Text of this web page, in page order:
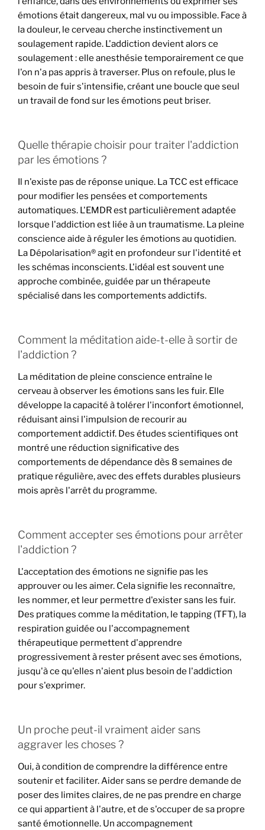
émotions était dangereux, mal vu ou impossible. Face à
la douleur, le cerveau cherche instinctivement un
soulagement rapide. L'addiction devient alors ce
soulagement : elle anesthésie temporairement ce que
l'on n'a pas appris à traverser. Plus on refoule, plus le
besoin de fuir s'intensifie, créant une boucle que seul
un travail de fond sur les émotions peut briser.
Quelle thérapie choisir pour traiter l'addiction
par les émotions ?
Il n'existe pas de réponse unique. La TCC est efficace
pour modifier les pensées et comportements
automatiques. L'EMDR est particulièrement adaptée
lorsque l'addiction est liée à un traumatisme. La pleine
conscience aide à réguler les émotions au quotidien.
La Dépolarisation® agit en profondeur sur l'identité et
les schémas inconscients. L'idéal est souvent une
approche combinée, guidée par un thérapeute
spécialisé dans les comportements addictifs.
Comment la méditation aide-t-elle à sortir de
l'addiction ?
La méditation de pleine conscience entraîne le
cerveau à observer les émotions sans les fuir. Elle
développe la capacité à tolérer l'inconfort émotionnel,
réduisant ainsi l'impulsion de recourir au
comportement addictif. Des études scientifiques ont
montré une réduction significative des
comportements de dépendance dès 8 semaines de
pratique régulière, avec des effets durables plusieurs
mois après l'arrêt du programme.
Comment accepter ses émotions pour arrêter
l'addiction ?
L'acceptation des émotions ne signifie pas les
approuver ou les aimer. Cela signifie les reconnaître,
les nommer, et leur permettre d'exister sans les fuir.
Des pratiques comme la méditation, le tapping (TFT), la
respiration guidée ou l'accompagnement
thérapeutique permettent d'apprendre
progressivement à rester présent avec ses émotions,
jusqu'à ce qu'elles n'aient plus besoin de l'addiction
pour s'exprimer.
Un proche peut-il vraiment aider sans
aggraver les choses ?
Oui, à condition de comprendre la différence entre
soutenir et faciliter. Aider sans se perdre demande de
poser des limites claires, de ne pas prendre en charge
ce qui appartient à l'autre, et de s'occuper de sa propre
santé émotionnelle. Un accompagnement